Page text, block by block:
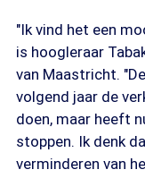
"Ik vind het een
is hoogleraar
van Maastricht.
volgend jaar de
doen, maar heeft
stoppen. Ik denk
verminderen van